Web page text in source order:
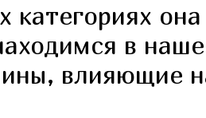
в
влияющие